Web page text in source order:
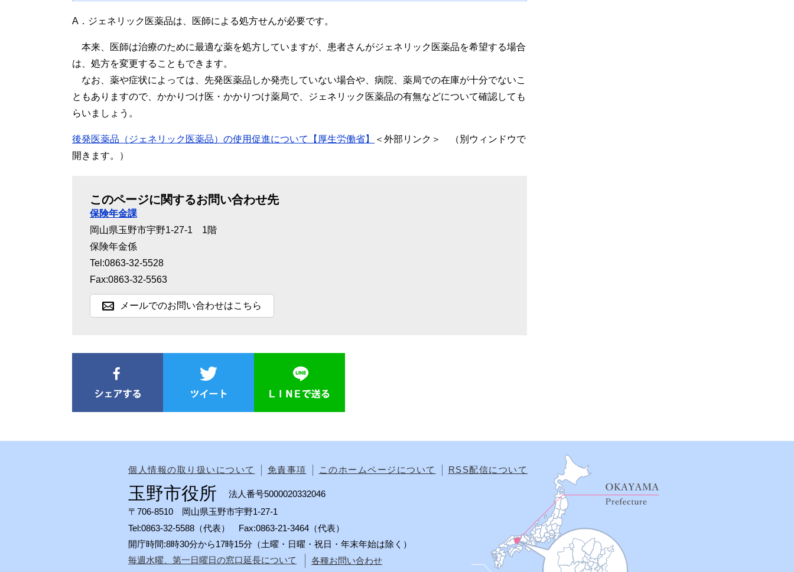
A．ジェネリック医薬品は、医師による処方せんが必要です。
本来、医師は治療のために最適な薬を処方していますが、患者さんがジェネリック医薬品を希望する場合
は、処方を変更することもできます。
なお、薬や症状によっては、先発医薬品しか発売していない場合や、病院、薬局での在庫が十分でないこ
ともありますので、かかりつけ医・かかりつけ薬局で、ジェネリック医薬品の有無などについて確認しても
らいましょう。
後発医薬品（ジェネリック医薬品）の使用促進について【厚生労働省】 ＜外部リンク＞
（別ウィンドウで
開きます。）
このページに関するお問い合わせ先
保険年金課
岡山県玉野市宇野1-27-1 1階
保険年金係
Tel:0863-32-5528
Fax:0863-32-5563
メールでのお問い合わせはこちら
個人情報の取り扱いについて 免責事項 このホームページについて RSS配信について
玉野市役所
法人番号5000020332046
〒706-8510 岡山県玉野市宇野1-27-1
Tel:0863-32-5588（代表） Fax:0863-21-3464（代表）
開庁時間:8時30分から17時15分（土曜・日曜・祝日・年末年始は除く）
毎週水曜、第一日曜日の窓口延長について
各種お問い合わせ